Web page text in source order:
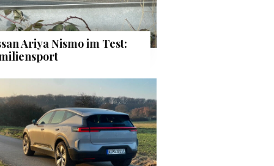
Ariya Nismo im Test: